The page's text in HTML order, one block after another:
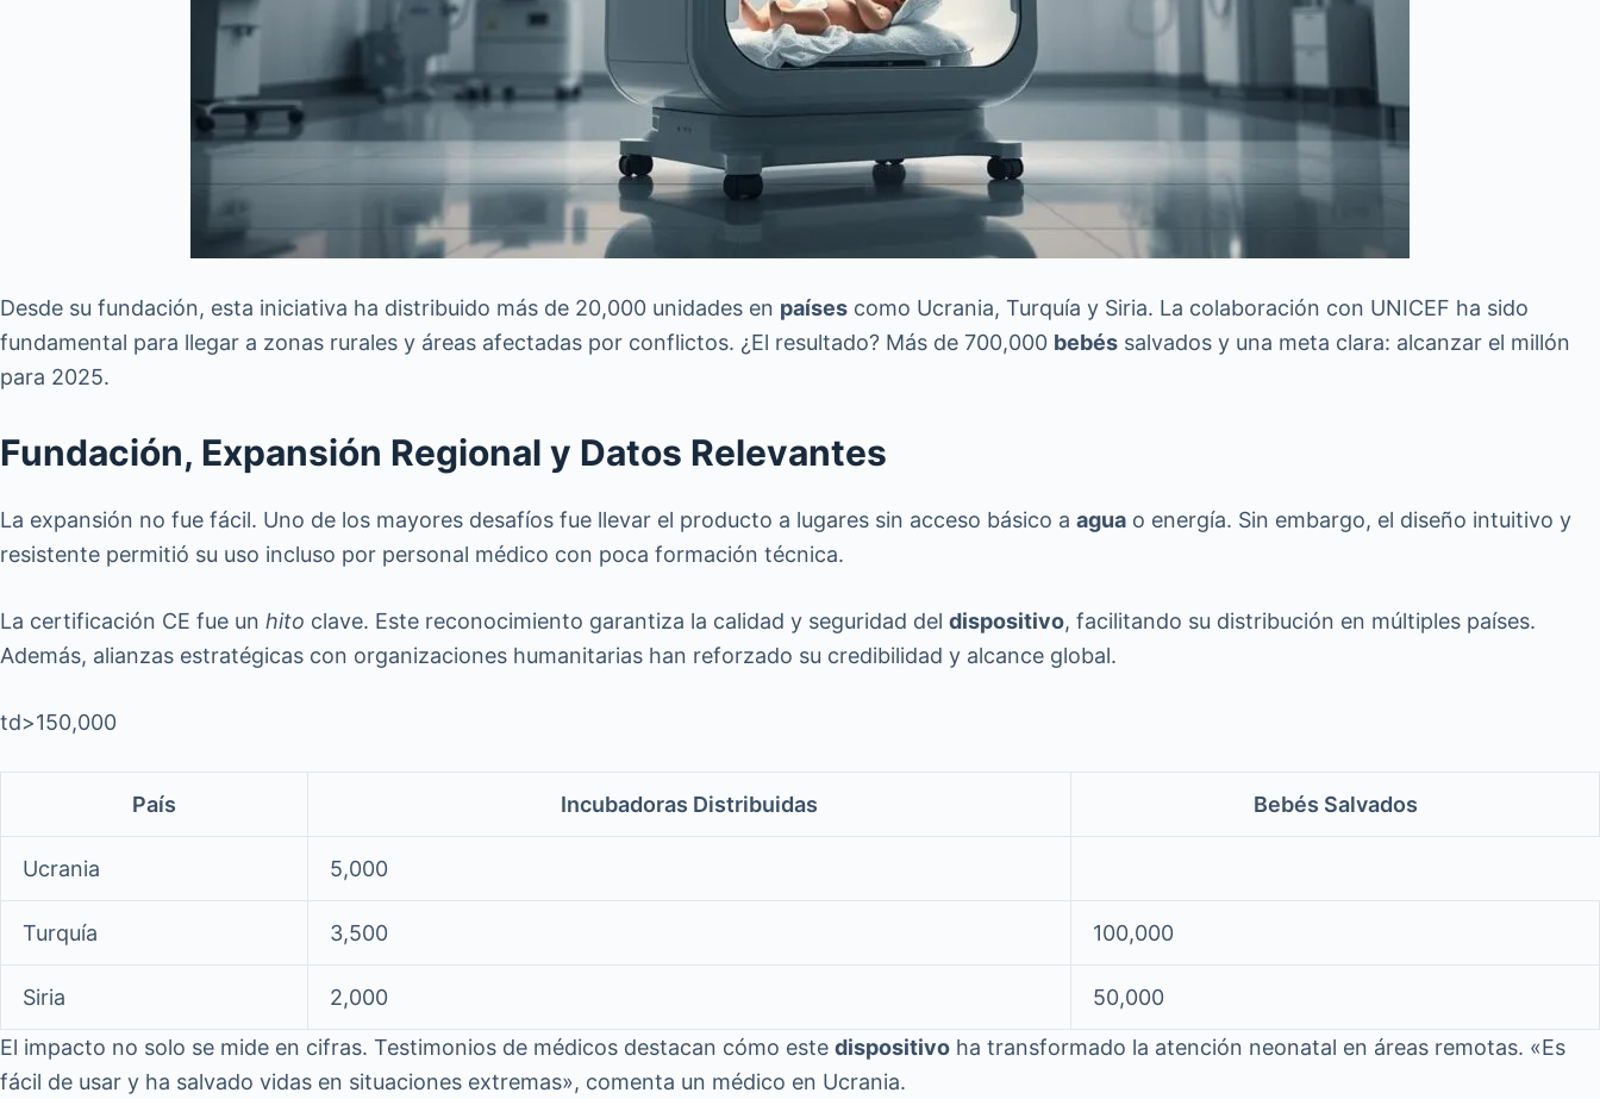
Desde su fundación, esta iniciativa ha distribuido más de 20,000 unidades en países como Ucrania, Turquía y Siria. La colaboración con UNICEF ha sido
fundamental para llegar a zonas rurales y áreas afectadas por conflictos. ¿El resultado? Más de 700,000 bebés salvados y una meta clara: alcanzar el millón
para 2025.
Fundación, Expansión Regional y Datos Relevantes
La expansión no fue fácil. Uno de los mayores desafíos fue llevar el producto a lugares sin acceso básico a agua o energía. Sin embargo, el diseño intuitivo y
resistente permitió su uso incluso por personal médico con poca formación técnica.
La certificación CE fue un hito clave. Este reconocimiento garantiza la calidad y seguridad del dispositivo, facilitando su distribución en múltiples países.
Además, alianzas estratégicas con organizaciones humanitarias han reforzado su credibilidad y alcance global.
td>150,000
País Incubadoras Distribuidas Bebés Salvados
Ucrania 5,000
Turquía 3,500 100,000
Siria 2,000
50,000
El impacto no solo se mide en cifras. Testimonios de médicos destacan cómo este dispositivo ha transformado la atención neonatal en áreas remotas. «Es
fácil de usar y ha salvado vidas en situaciones extremas», comenta un médico en Ucrania.